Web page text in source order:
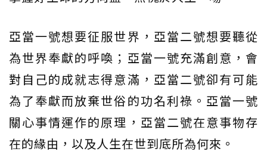
亞當一號想要征服世界，亞當二號想要聽從
為世界奉獻的呼喚；亞當一號充滿創意，會
對自己的成就志得意滿，亞當二號卻有可能
為了奉獻而放棄世俗的功名利祿。亞當一號
關心事情運作的原理，亞當二號在意事物存
在的緣由，以及人生在世到底所為何來。